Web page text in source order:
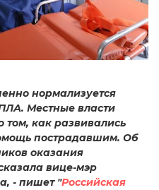
нормализуется
Местные власти
том, как развивались
пострадавшим. Об
оказания
вице-мэр
- пишет "Российская